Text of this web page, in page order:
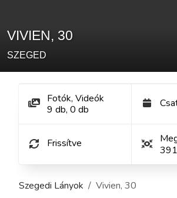
VIVIEN, 30
SZEGED
Fotók, Videók
9 db, 0 db
Frissítve
Szegedi Lányok Vivien, 30